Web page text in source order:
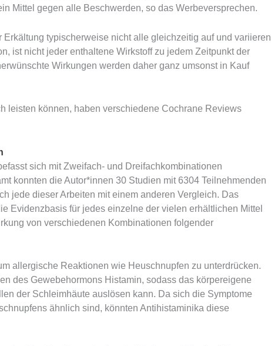
Mittel gegen alle Beschwerden, so das Werbeversprechen.
typischerweise nicht alle gleichzeitig auf und variieren
ist nicht jeder enthaltene Wirkstoff zu jedem Zeitpunkt der
Wirkungen werden daher ganz umsonst in Kauf
leisten können, haben verschiedene Cochrane Reviews
sich mit Zweifach- und Dreifachkombinationen
konnten die Autor*innen 30 Studien mit 6304 Teilnehmenden
jede dieser Arbeiten mit einem anderen Vergleich. Das
Evidenzbasis für jedes einzelne der vielen erhältlichen Mittel
von verschiedenen Kombinationen folgender
allergische Reaktionen wie Heuschnupfen zu unterdrücken.
des Gewebehormons Histamin, sodass das körpereigene
der Schleimhäute auslösen kann. Da sich die Symptome
ähnlich sind, könnten Antihistaminika diese